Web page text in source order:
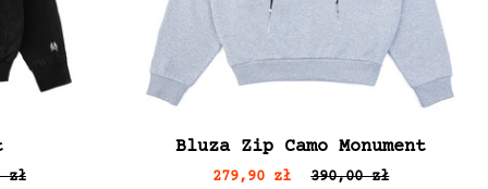
zł
Bluza Zip Camo Monument
279,90 zł 390,00 zł